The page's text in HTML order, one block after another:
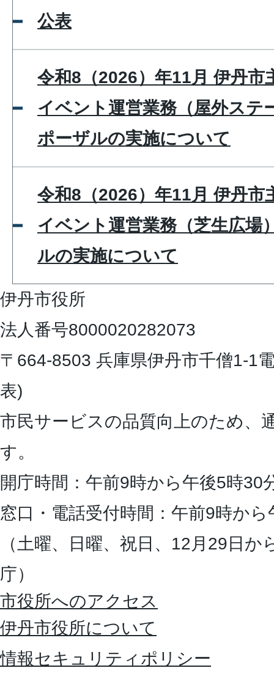
公表
令和8（2026）年11月 伊丹市
イベント運営業務（屋外ステ
ポーザルの実施について
令和8（2026）年11月 伊丹市
イベント運営業務（芝生広場
ルの実施について
伊丹市役所
法人番号8000020282073
〒664-8503 兵庫県伊丹市千僧1-1
表)
市民サービスの品質向上のため、
す。
開庁時間：午前9時から午後5時30
窓口・電話受付時間：午前9時か
（土曜、日曜、祝日、12月29日
庁）
市役所へのアクセス
伊丹市役所について
情報セキュリティポリシー